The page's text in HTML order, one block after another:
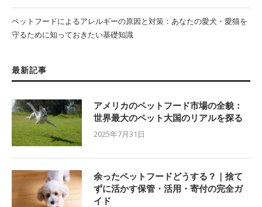
ペットフードによるアレルギーの原因と対策：あなたの愛犬・愛猫を
守るために知っておきたい基礎知識
最新記事
アメリカのペットフード市場の全貌：
世界最大のペット大国のリアルを探る
2025年7月31日
余ったペットフードどうする？｜捨て
ずに活かす保管・活用・寄付の完全ガ
イド